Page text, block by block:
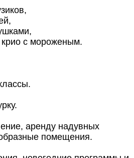
с мороженым.
аренду надувных
помещения.